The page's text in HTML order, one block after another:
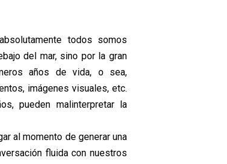
todos somos
del mar, sino por la gran
años de vida, o sea,
imágenes visuales, etc.
pueden malinterpretar la
al momento de generar una
fluida con nuestros